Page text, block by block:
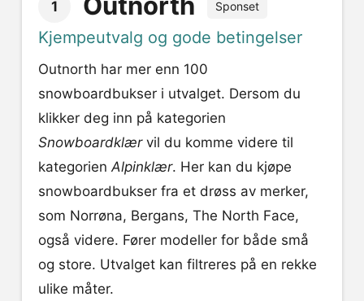
1 Sponset
Kjempeutvalg og gode betingelser
Outnorth har mer enn 100
snowboardbukser i utvalget. Dersom du
klikker deg inn på kategorien
Snowboardklærvil du komme videre til
kategorienAlpinklær. Her kan du kjøpe
snowboardbukser fra et drøss av merker,
som Norrøna, Bergans, The North Face,
også videre. Fører modeller for både små
og store. Utvalget kan filtreres på en rekke
ulike måter.